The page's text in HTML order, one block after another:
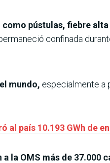
pústulas, fiebre
confinada
mundo, especialmente a
al país 10.193 GWh de
la OMS más de 37.000